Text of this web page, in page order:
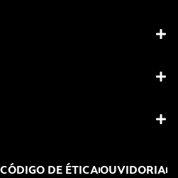
CÓDIGO DE ÉTICAOUVIDORIA